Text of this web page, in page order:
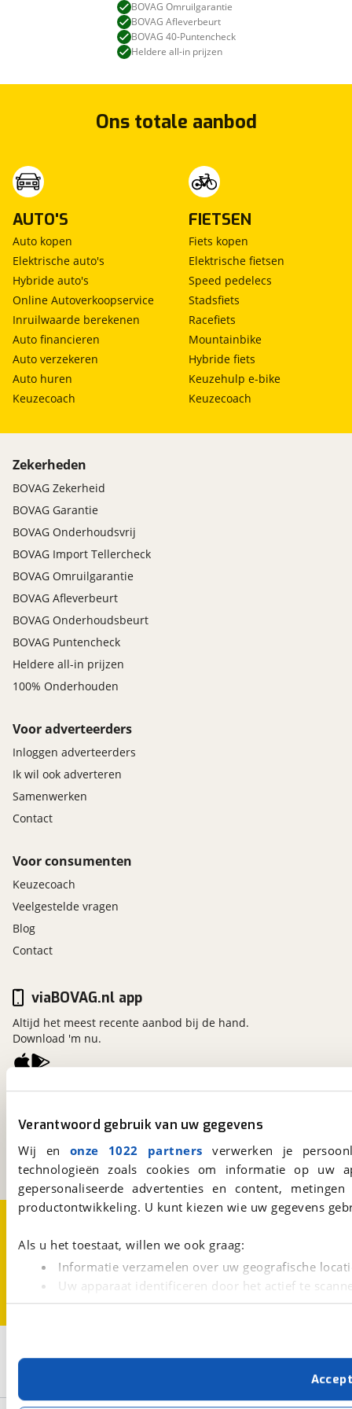
Verantwoord gebruik van uw gegevens
Wij en onze 1022 partners verwerken je
technologieën zoals cookies om informatie op
gepersonaliseerde advertenties en content,
productontwikkeling. U kunt kiezen wie uw gegevens
Als u het toestaat, willen we ook graag:
Informatie verzamelen over uw geografische
Uw apparaat identificeren door het actief te
Lees meer over hoe uw persoonlijke gegevens worden
Met cookies en vergelijkbare technieken zorgen we
cookies zorgen ervoor dat de website goed werkt.
verbeteren. We tonen je graag relevante advertenties
BOVAG Omruilgarantie
BOVAG Afleverbeurt
BOVAG 40-Puntencheck
Heldere all-in prijzen
Ons totale aanbod
AUTO'S
Auto kopen
Elektrische auto's
Hybride auto's
Online Autoverkoopservice
Inruilwaarde berekenen
Auto financieren
Auto verzekeren
Auto huren
Keuzecoach
FIETSEN
Fiets kopen
Elektrische fietsen
Speed pedelecs
Stadsfiets
Racefiets
Mountainbike
Hybride fiets
Keuzehulp e-bike
Keuzecoach
Zekerheden
BOVAG Zekerheid
BOVAG Garantie
BOVAG Onderhoudsvrij
BOVAG Import Tellercheck
BOVAG Omruilgarantie
BOVAG Afleverbeurt
BOVAG Onderhoudsbeurt
BOVAG Puntencheck
Heldere all-in prijzen
100% Onderhouden
Voor adverteerders
Inloggen adverteerders
Ik wil ook adverteren
Samenwerken
Contact
Voor consumenten
Keuzecoach
Veelgestelde vragen
Blog
Contact
Kosterijland15
3981 AJ Bunnik
Een initiatief van
BOVAG
viaBOVAG.nl app
Altijd het meest recente aanbod bij de hand.
Download 'm nu.
Over viaBOVAG.nl
Disclaimer- en Privacyverklaring